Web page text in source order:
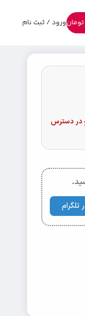
تومانورود / ثبت نام
در دسترس
تلگرام